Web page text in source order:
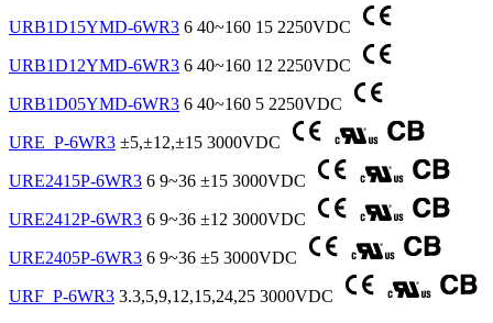
URB1D15YMD-6WR3 6 40~160 15 2250VDC
URB1D12YMD-6WR3 6 40~160 12 2250VDC
URB1D05YMD-6WR3 6 40~160 5 2250VDC
URE_P-6WR3 ±5,±12,±15 3000VDC
URE2415P-6WR3 6 9~36 ±15 3000VDC
URE2412P-6WR3 6 9~36 ±12 3000VDC
URE2405P-6WR3 6 9~36 ±5 3000VDC
URF_P-6WR3 3.3,5,9,12,15,24,25 3000VDC